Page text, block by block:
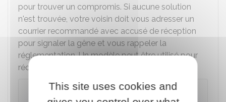
pour trouver un compromis. Si aucune solution
n'est trouvée, votre voisin doit vous adresser un
courrier recommandé avec accusé de réception
pour signaler la gêne et vous rappeler la
réglementation. Un modèle peut être utilisé pour
rédiger ce courrier :
This site uses cookies and